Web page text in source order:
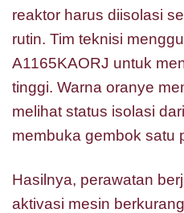
reaktor harus diisolasi
rutin. Tim teknisi
A1165KAORJ untuk
tinggi. Warna oranye
melihat status isolasi
membuka gembok satu
Hasilnya, perawatan
aktivasi mesin